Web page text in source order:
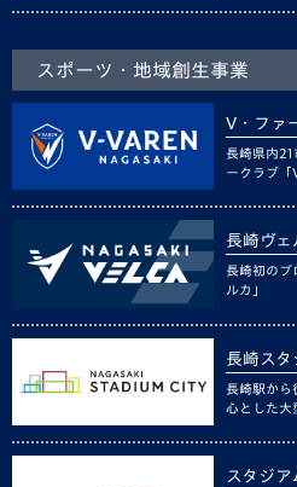
スポーツ・地域創生事業
V・ファ
長崎県内21
ークラブ「
長崎ヴェ
長崎初のプ
ルカ」
長崎スタ
長崎駅から
心とした大
スタジ